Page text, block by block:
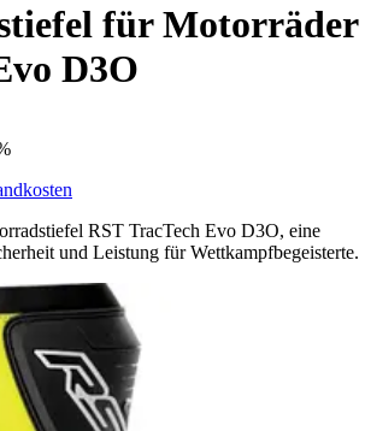
für Motorräder
D3O
RST TracTech Evo D3O, eine
und Leistung für Wettkampfbegeisterte.